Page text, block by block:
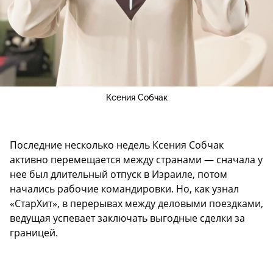
Ксения Собчак
Последние несколько недель Ксения Собчак
активно перемещается между странами — сначала у
нее был длительный отпуск в Израиле, потом
начались рабочие командировки. Но, как узнал
«СтарХит», в перерывах между деловыми поездками,
ведущая успевает заключать выгодные сделки за
границей.